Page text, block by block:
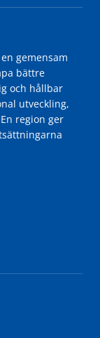
gemensam
bättre
och hållbar
utveckling,
region ger